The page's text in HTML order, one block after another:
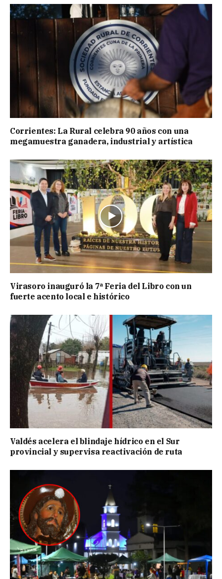
Corrientes: La Rural celebra 90 años con una
megamuestra ganadera, industrial y artística
Virasoro inauguró la 7ª Feria del Libro con un
fuerte acento local e histórico
Valdés acelera el blindaje hídrico en el Sur
provincial y supervisa reactivación de ruta